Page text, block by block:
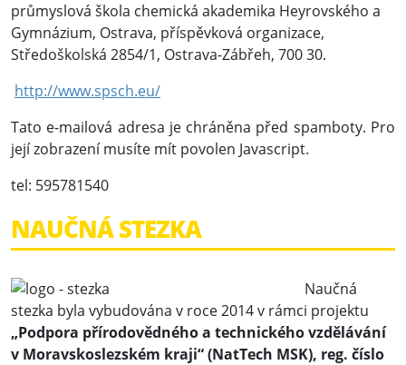
průmyslová škola chemická akademika Heyrovského a
Gymnázium, Ostrava, příspěvková organizace,
Středoškolská 2854/1, Ostrava-Zábřeh, 700 30.
http://www.spsch.eu/
Tato e-mailová adresa je chráněna před spamboty. Pro
její zobrazení musíte mít povolen Javascript.
tel: 595781540
NAUČNÁ STEZKA
Naučná
stezka byla vybudována v roce 2014 v rámci projektu
„Podpora přírodovědného a technického vzdělávání
v Moravskoslezském kraji“(NatTech MSK), reg. číslo